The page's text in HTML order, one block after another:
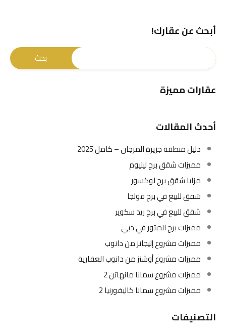
أبحث عن عقارك!
عقارات مميزة
أحدث المقالات
دليل منطقة جزيرة المرجان – كامل 2025
مميزات شقق برج ليليوم
مزايا شقق برج لوكسور
شقق للبيع في برج فولجا
شقق للبيع في برج ريد سكوير
مميزات برج الحبتور في دبي
مميزات مشروع إليجانز من دانوب
مميزات مشروع أوشنز من دانوب العقارية
مميزات مشروع سمانا مانهاتن 2
مميزات مشروع سمانا كاليفورنيا 2
التصنيفات